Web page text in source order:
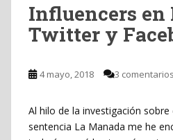
Influencers en
Twitter y
4 mayo, 2018 3 comentarios
Al hilo de la investigación
sentencia La Manada me he